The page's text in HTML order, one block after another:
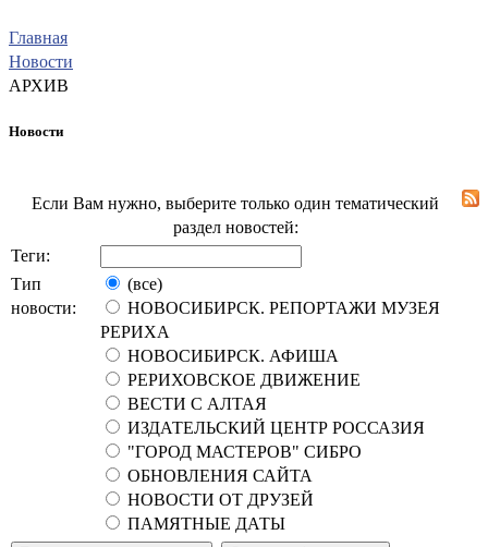
Главная
Новости
АРХИВ
Новости
Если Вам нужно, выберите только один тематический
раздел новостей:
Теги:
Тип
новости:
(все)
НОВОСИБИРСК. РЕПОРТАЖИ МУЗЕЯ
РЕРИХА
НОВОСИБИРСК. АФИША
РЕРИХОВСКОЕ ДВИЖЕНИЕ
ВЕСТИ С АЛТАЯ
ИЗДАТЕЛЬСКИЙ ЦЕНТР РОССАЗИЯ
"ГОРОД МАСТЕРОВ" СИБРО
ОБНОВЛЕНИЯ САЙТА
НОВОСТИ ОТ ДРУЗЕЙ
ПАМЯТНЫЕ ДАТЫ